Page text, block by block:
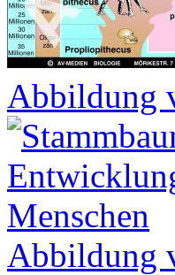
Abbildung
Abbildung